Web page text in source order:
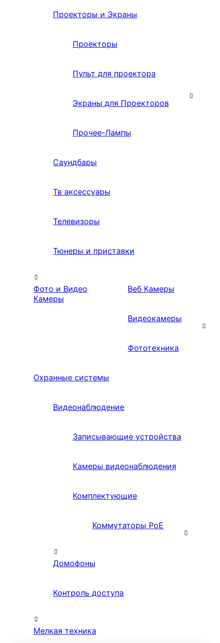
Проекторы и Экраны
Проекторы
Пульт для проектора
Экраны для Проекторов
Прочее-Лампы
Саундбары
Тв аксессуары
Телевизоры
Тюнеры и приставки
Фото и Видео
Камеры
Веб Камеры
Видеокамеры
Фототехника
Охранные системы
Видеонаблюдение
Записывающие устройства
Камеры видеонаблюдения
Комплектующие
Коммутаторы PoE
Домофоны
Контроль доступа
Мелкая техника